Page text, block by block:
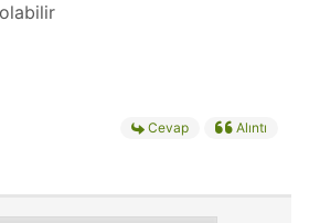
Cevap Alıntı